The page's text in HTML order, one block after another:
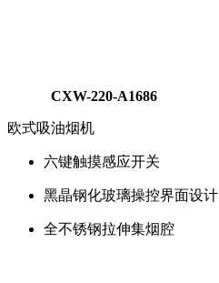
CXW-220-A1686
欧式吸油烟机
六键触摸感应开关
黑晶钢化玻璃操控界面设计
全不锈钢拉伸集烟腔